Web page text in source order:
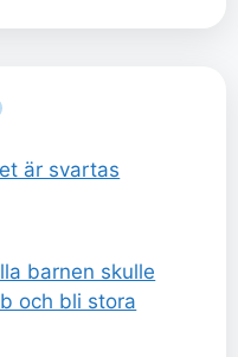
är svartas
barnen skulle
och bli stora